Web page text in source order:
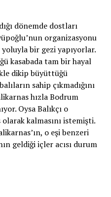
dönemde dostları
organizasyonu
yoluyla bir gezi yapıyorlar.
kasabada tam bir hayal
dikip büyüttüğü
sahip çıkmadığını
hızla Bodrum
Oysa Balıkçı o
kalmasını istemişti.
o eşi benzeri
geldiği içler acısı durum